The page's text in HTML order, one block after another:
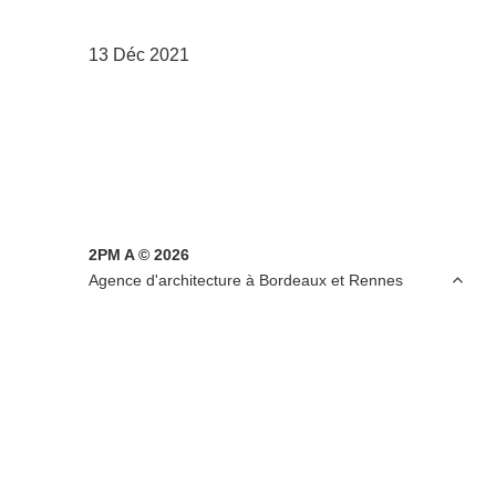
13 Déc 2021
2PM A © 2026
Agence d'architecture à Bordeaux et Rennes
